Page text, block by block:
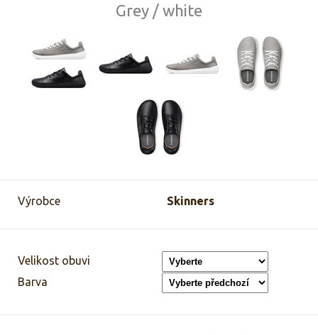
Grey / white
Výrobce Skinners
Velikost obuvi
Barva